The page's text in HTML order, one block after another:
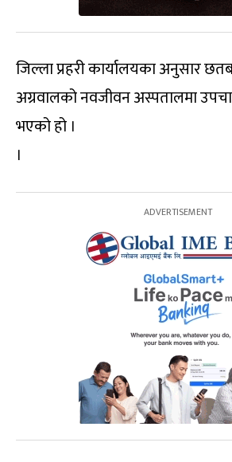
जिल्ला प्रहरी कार्यालयका अनुसार
अग्रवालको नवजीवन अस्पतालमा
भएको हो ।
।